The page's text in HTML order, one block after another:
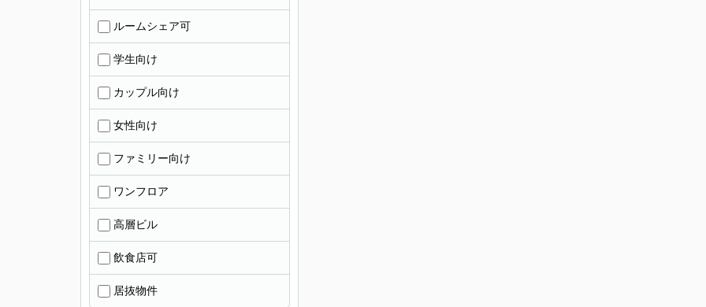
ルームシェア可
学生向け
カップル向け
女性向け
ファミリー向け
ワンフロア
高層ビル
飲食店可
居抜物件